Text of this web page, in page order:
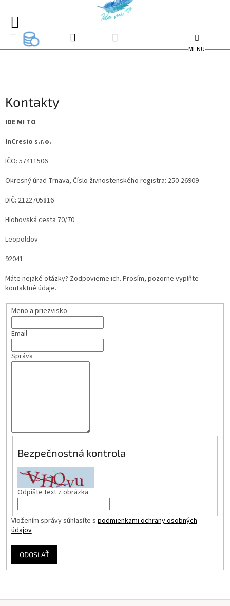
NÁKUPNÝ
KOŠÍK
EUR
Kontakty
IDE MI TO
InCresio s.r.o.
IČO: 57411506
Okresný úrad Trnava, Číslo živnostenského registra: 250-26909
DIČ: 2122705816
Hlohovská cesta 70/70
Leopoldov
92041
Máte nejaké otázky? Zodpovieme ich. Prosím, pozorne vyplňte
kontaktné údaje.
Meno a priezvisko
Email
Správa
Bezpečnostná kontrola
Odpíšte text z obrázka
Vložením správy súhlasíte s podmienkami ochrany osobných
údajov
ODOSLAŤ